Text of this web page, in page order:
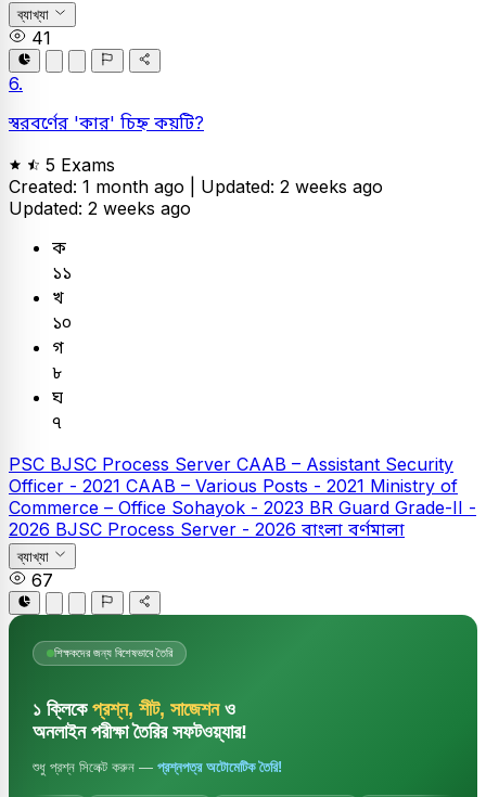
ব্যাখ্যা
41
6.
স্বরবর্ণের 'কার' চিহ্ন কয়টি?
5 Exams
Created: 1 month ago | Updated: 2 weeks ago
Updated: 2 weeks ago
ক
১১
খ
১০
গ
৮
ঘ
৭
PSC BJSC Process Server CAAB – Assistant Security
Officer - 2021 CAAB – Various Posts - 2021 Ministry of
Commerce – Office Sohayok - 2023 BR Guard Grade-II -
2026 BJSC Process Server - 2026 বাংলা বর্ণমালা
ব্যাখ্যা
67
শিক্ষকদের জন্য বিশেষভাবে তৈরি
১ ক্লিকে প্রশ্ন, শীট, সাজেশনও
অনলাইন পরীক্ষা তৈরির সফটওয়্যার!
শুধু প্রশ্ন সিলেক্ট করুন — প্রশ্নপত্র অটোমেটিক তৈরি!